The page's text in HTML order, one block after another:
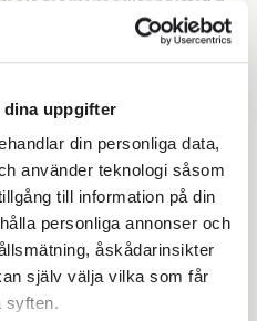
uppgifter
din personliga data,
använder teknologi såsom
till information på din
personliga annonser och
åskådarinsikter
själv välja vilka som får
syften.
kan man knappast
påtagligt
och
reaktionerna
men skrämde andra.
illa till i
alla delade inte
stöd hos tidigare
Fredrik Reinfeldts
inte en ny fast rutt,